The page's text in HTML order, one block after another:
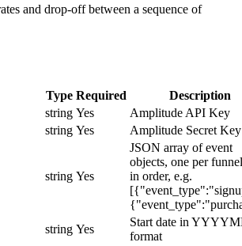
and drop-off between a sequence of
Type Required Description
string Yes Amplitude API Key
string Yes Amplitude Secret Key
string Yes
JSON array of event
objects, one per
in order, e.g.
string Yes
Start date in
format